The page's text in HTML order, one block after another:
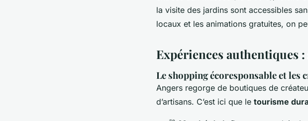
la visite des jardins sont accessibles
locaux et les animations gratuites, on
Expériences authentiques
Le shopping écoresponsable et les
Angers regorge de boutiques de
d’artisans. C’est ici que le tourisme